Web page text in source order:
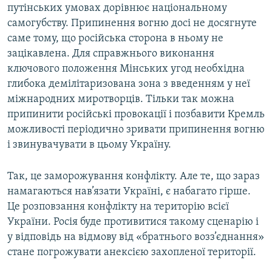
путінських умовах дорівнює національному
самогубству. Припинення вогню досі не досягнуте
саме тому, що російська сторона в ньому не
зацікавлена. Для справжнього виконання
ключового положення Мінських угод необхідна
глибока демілітаризована зона з введенням у неї
міжнародних миротворців. Тільки так можна
припинити російські провокації і позбавити Кремль
можливості періодично зривати припинення вогню
і звинувачувати в цьому Україну.
Так, це заморожування конфлікту. Але те, що зараз
намагаються нав’язати Україні, є набагато гірше.
Це розповзання конфлікту на територію всієї
України. Росія буде противитися такому сценарію і
у відповідь на відмову від «братнього возз’єднання»
стане погрожувати анексією захопленої території.